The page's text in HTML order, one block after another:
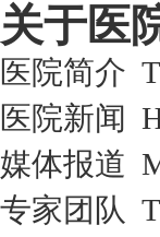
关于医
医院简介
医院新闻
媒体报道
专家团队